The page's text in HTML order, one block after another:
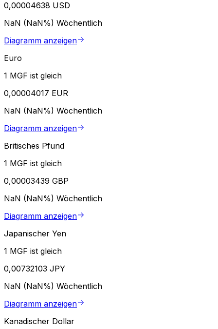
0,00004638 USD
NaN (NaN%) Wöchentlich
Diagramm anzeigen
Euro
1 MGF ist gleich
0,00004017 EUR
NaN (NaN%) Wöchentlich
Diagramm anzeigen
Britisches Pfund
1 MGF ist gleich
0,00003439 GBP
NaN (NaN%) Wöchentlich
Diagramm anzeigen
Japanischer Yen
1 MGF ist gleich
0,00732103 JPY
NaN (NaN%) Wöchentlich
Diagramm anzeigen
Kanadischer Dollar